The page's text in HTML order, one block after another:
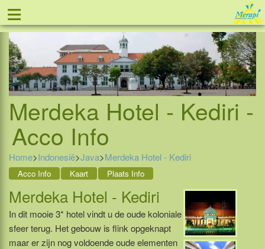
≡ Tel: 088 - 81 11 999
Merdeka Hotel - Kediri -
Acco Info
Home>Indonesië>Java>Merdeka Hotel - Kediri
Acco Info Kaart Plaats Info
Merdeka Hotel - Kediri
In dit mooie 3* hotel vindt u de oude koloniale
sfeer terug. Het gebouw is flink opgeknapt
maar er zijn nog voldoende oude elementen